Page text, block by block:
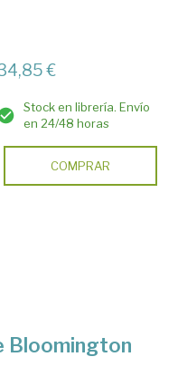
€
Stock en librería. Envío
en 24/48 horas
COMPRAR
Bloomington